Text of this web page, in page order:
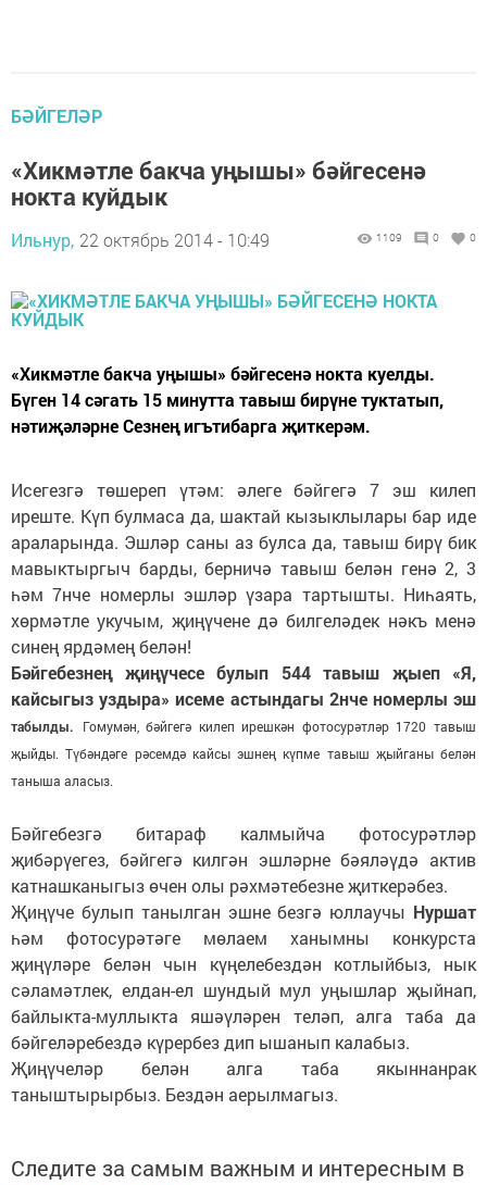
БӘЙГЕЛӘР
«Хикмәтле бакча уңышы» бәйгесенә
нокта куйдык
Ильнур, 22 октябрь 2014 - 10:49 1109 0 0
«Хикмәтле бакча уңышы» бәйгесенә нокта куелды.
Бүген 14 сәгать 15 минутта тавыш бирүне туктатып,
нәтиҗәләрне Сезнең игътибарга җиткерәм.
Исегезгә төшереп үтәм: әлеге бәйгегә 7 эш килеп
иреште. Күп булмаса да, шактай кызыклылары бар иде
араларында. Эшләр саны аз булса да, тавыш бирү бик
мавыктыргыч барды, берничә тавыш белән генә 2, 3
һәм 7нче номерлы эшләр үзара тартышты. Ниһаять,
хөрмәтле укучым, җиңүчене дә билгеләдек нәкъ менә
синең ярдәмең белән!
Бәйгебезнең җиңүчесе булып 544 тавыш җыеп «Я,
кайсыгыз уздыра» исеме астындагы 2нче номерлы эш
табылды.
Гомумән, бәйгегә килеп ирешкән фотосурәтләр 1720 тавыш
җыйды. Түбәндәге рәсемдә кайсы эшнең күпме тавыш җыйганы белән
таныша аласыз.
Бәйгебезгә битараф калмыйча фотосурәтләр
җибәрүегез, бәйгегә килгән эшләрне бәяләүдә актив
катнашканыгыз өчен олы рәхмәтебезне җиткерәбез.
Җиңүче булып танылган эшне безгә юллаучы Нуршат
һәм фотосурәтәге мөлаем ханымны конкурста
җиңүләре белән чын күңелебездән котлыйбыз, нык
сәламәтлек, елдан-ел шундый мул уңышлар җыйнап,
байлыкта-муллыкта яшәүләрен теләп, алга таба да
бәйгеләребездә күрербез дип ышанып калабыз.
Җиңүчеләр белән алга таба якыннанрак
таныштырырбыз. Бездән аерылмагыз.
Следите за самым важным и интересным в